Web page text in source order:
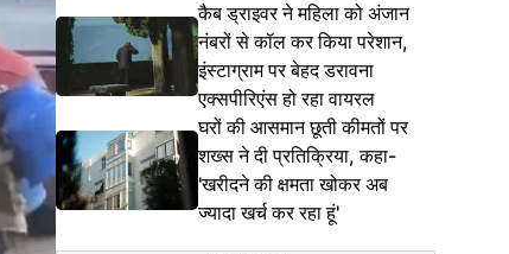
कैब ड्राइवर ने महिला को अंजान
नंबरों से कॉल कर किया परेशान,
इंस्टाग्राम पर बेहद डरावना
एक्सपीरिएंस हो रहा वायरल
घरों की आसमान छूती कीमतों पर
शख्स ने दी प्रतिक्रिया, कहा-
'खरीदने की क्षमता खोकर अब
ज्यादा खर्च कर रहा हूं'